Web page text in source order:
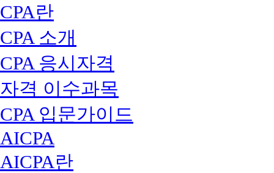
CPA란
CPA 소개
CPA 응시자격
자격 이수과목
CPA 입문가이드
AICPA
AICPA란